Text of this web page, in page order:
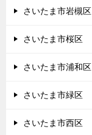
さいたま市岩槻区
さいたま市桜区
さいたま市浦和区
さいたま市緑区
さいたま市西区